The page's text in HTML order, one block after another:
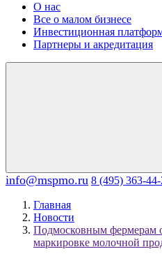
О нас
Все о малом бизнесе
Инвестиционная
Партнеры и акредитация
info@mspmo.ru 8 (495) 363-
Главная
Новости
Подмосковным фермерам
маркировке молочной